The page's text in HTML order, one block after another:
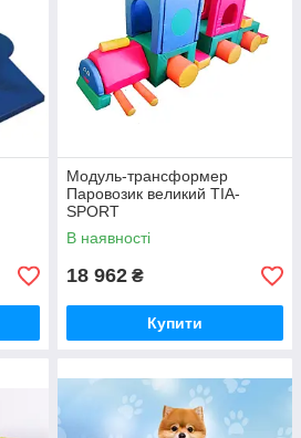
Модуль-трансформер
Паровозик великий TIA-
SPORT
В наявності
18 962 ₴
Купити